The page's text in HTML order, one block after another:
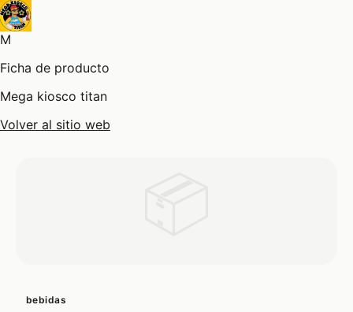
M
Ficha de producto
Mega kiosco titan
Volver al sitio web
bebidas